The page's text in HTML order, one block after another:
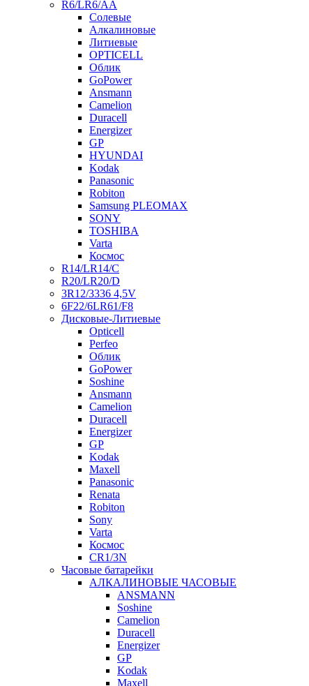
R6/LR6/AA
Солевые
Алкалиновые
Литиевые
OPTICELL
Облик
GoPower
Ansmann
Camelion
Duracell
Energizer
GP
HYUNDAI
Kodak
Panasonic
Robiton
Samsung PLEOMAX
SONY
TOSHIBA
Varta
Космос
R14/LR14/C
R20/LR20/D
3R12/3336 4,5V
6F22/6LR61/F8
Дисковые-Литиевые
Opticell
Perfeo
Облик
GoPower
Soshine
Ansmann
Camelion
Duracell
Energizer
GP
Kodak
Maxell
Panasonic
Renata
Robiton
Sony
Varta
Космос
CR1/3N
Часовые батарейки
АЛКАЛИНОВЫЕ ЧАСОВЫЕ
ANSMANN
Soshine
Camelion
Duracell
Energizer
GP
Kodak
Maxell